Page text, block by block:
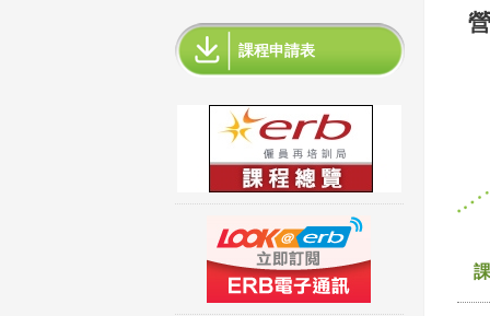
課程申請表